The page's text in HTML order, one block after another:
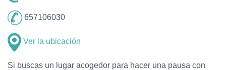
657106030
Ver la ubicación
Si buscas un lugar acogedor para hacer una pausa con